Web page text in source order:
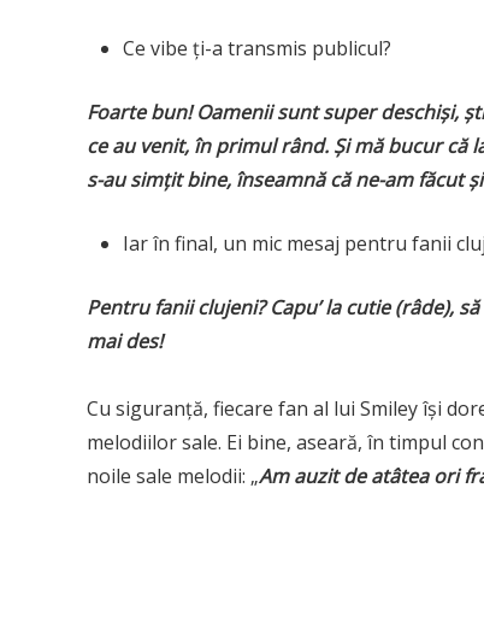
Ce vibe ți-a transmis publicul?
Foarte bun! Oamenii sunt super deschiși,
ce au venit, în primul rând. Și mă bucur că
s-au simțit bine, înseamnă că ne-am făcut
Iar în final, un mic mesaj pentru fanii
Pentru fanii clujeni? Capu’ la cutie (râde),
mai des!
Cu siguranță, fiecare fan al lui Smiley își
melodiilor sale. Ei bine, aseară, în timpul
noile sale melodii: „Am auzit de atâtea ori